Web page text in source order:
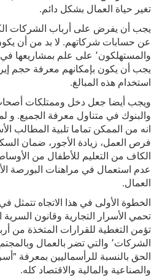
تغير حياة العمال بشكل دائم.
يجب أن يفرض على أرباب الشركات
عن حسابات شركاتهم. لا بد من أن
والمستهلكون٬ على علم
يجب أن يكون بإمكانهم معرفة حجم
استخدام هذه المبالغ.
ويجب أيضا جعل دخل وممتلكات
والبنوك في متناول معرفة الجميع. و
انه من الممكن تماما تلبية المطالب
فرص العمل، زيادة الأجور، ضمان
الكاف من التعليم للأطفال من
عدم استعمال في مراهنات البورصة
العمال.
الخطوة الأولى في هذا الاتجاه تتمثل
تحمي الأسرار التجارية وقانون
تؤمن التغطية للقرارات المتخذة من
الشركات٬ والتي تضر بالعمال
الحق بالنسبة للرأسماليين بمعرفة
والصناعية والمالية والاقتصاد كله.